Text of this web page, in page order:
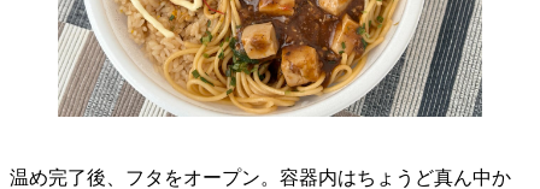
温め完了後、フタをオープン。容器内はちょうど真ん中か